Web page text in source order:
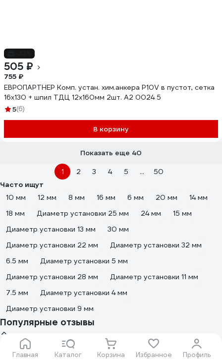
Главная Каталог Корзина Избранное Профиль
505 ₽
755 ₽
ЕВРОПАРТНЕР Комп. устан. хим.анкера P10V в пустот, сетка
16х130 + шпил ТДЦ 12х160мм 2шт. A2 0024 5
5(6)
В корзину
Показать еще 40
1 2 3 4 5 ...
50
Часто ищут
10 мм
12 мм 8 мм 16 мм 6 мм 20 мм
14 мм
18 мм
Диаметр установки 25 мм 24 мм
15 мм
Диаметр установки 13 мм
30 мм
Диаметр установки 22 мм
Диаметр установки 32 мм
6.5 мм
Диаметр установки 5 мм
Диаметр установки 28 мм
Диаметр установки 11 мм
7.5 мм
Диаметр установки 4 мм
Диаметр установки 9 мм
Популярные отзывы
2 отзыва
Отзыв об анкерном болте с гайкой Zitar 10х77 (20 шт.) 124328